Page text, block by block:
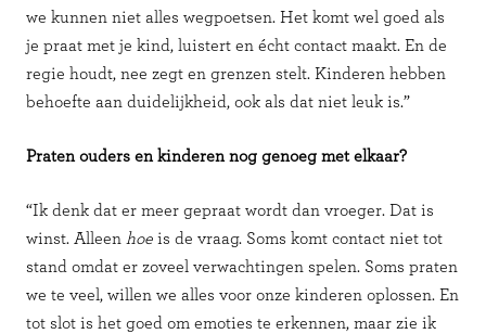
we kunnen niet alles wegpoetsen. Het komt wel goed als
je praat met je kind, luistert en écht contact maakt. En de
regie houdt, nee zegt en grenzen stelt. Kinderen hebben
behoefte aan duidelijkheid, ook als dat niet leuk is.”
Praten ouders en kinderen nog genoeg met elkaar?
“Ik denk dat er meer gepraat wordt dan vroeger. Dat is
winst. Alleen hoe is de vraag. Soms komt contact niet tot
stand omdat er zoveel verwachtingen spelen. Soms praten
we te veel, willen we alles voor onze kinderen oplossen. En
tot slot is het goed om emoties te erkennen, maar zie ik